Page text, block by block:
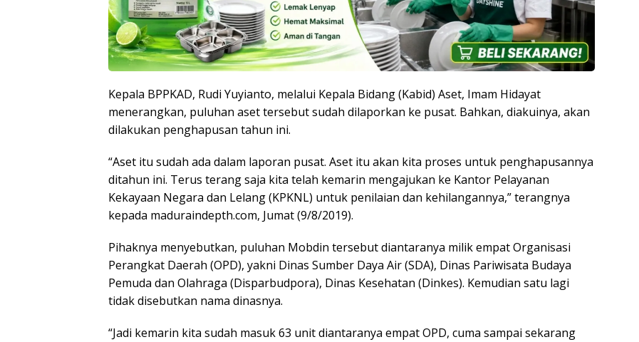
Kepala BPPKAD, Rudi Yuyianto, melalui Kepala Bidang (Kabid) Aset, Imam Hidayat
menerangkan, puluhan aset tersebut sudah dilaporkan ke pusat. Bahkan, diakuinya, akan
dilakukan penghapusan tahun ini.
“Aset itu sudah ada dalam laporan pusat. Aset itu akan kita proses untuk penghapusannya
ditahun ini. Terus terang saja kita telah kemarin mengajukan ke Kantor Pelayanan
Kekayaan Negara dan Lelang (KPKNL) untuk penilaian dan kehilangannya,” terangnya
kepada maduraindepth.com, Jumat (9/8/2019).
Pihaknya menyebutkan, puluhan Mobdin tersebut diantaranya milik empat Organisasi
Perangkat Daerah (OPD), yakni Dinas Sumber Daya Air (SDA), Dinas Pariwisata Budaya
Pemuda dan Olahraga (Disparbudpora), Dinas Kesehatan (Dinkes). Kemudian satu lagi
tidak disebutkan nama dinasnya.
“Jadi kemarin kita sudah masuk 63 unit diantaranya empat OPD, cuma sampai sekarang